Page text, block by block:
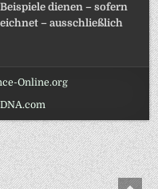
dienen – sofern
– ausschließlich
Online.org